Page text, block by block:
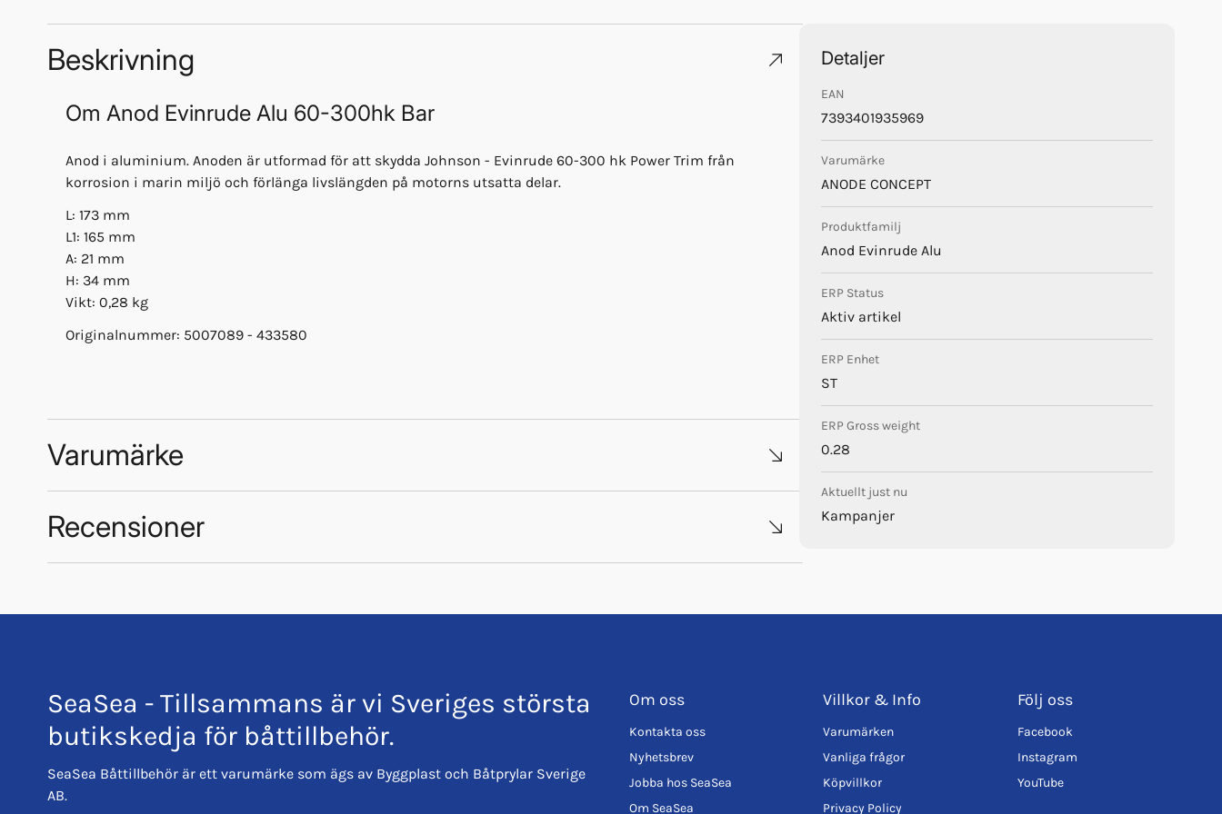
Beskrivning
Om Anod Evinrude Alu 60-300hk Bar
Anod i aluminium. Anoden är utformad för att skydda Johnson - Evinrude 60-300 hk Power Trim från
korrosion i marin miljö och förlänga livslängden på motorns utsatta delar.
L: 173 mm
L1: 165 mm
A: 21 mm
H: 34 mm
Vikt: 0,28 kg
Originalnummer: 5007089 - 433580
Varumärke
Recensioner
Detaljer
EAN
7393401935969
Varumärke
ANODE CONCEPT
Produktfamilj
Anod Evinrude Alu
ERP Status
Aktiv artikel
ERP Enhet
ST
ERP Gross weight
0.28
Aktuellt just nu
Kampanjer
SeaSea - Tillsammans är vi Sveriges största
butikskedja för båttillbehör.
SeaSea Båttillbehör är ett varumärke som ägs av Byggplast och Båtprylar Sverige
AB.
Om oss
Kontakta oss
Nyhetsbrev
Jobba hos SeaSea
Om SeaSea
Villkor & Info
Varumärken
Vanliga frågor
Köpvillkor
Privacy Policy
Följ oss
Facebook
Instagram
YouTube